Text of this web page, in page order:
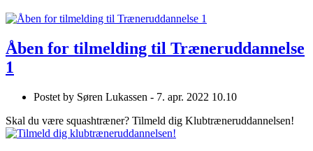
Åben for tilmelding til Træneruddannelse
1
Postet by Søren Lukassen - 7. apr. 2022 10.10
Skal du være squashtræner? Tilmeld dig Klubtræneruddannelsen!